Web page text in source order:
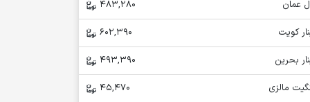
عمان
483,280
کویت
602,390
بحرین
493,390
مالزی
45,470